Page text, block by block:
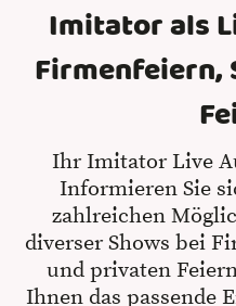
Imitator als
Firmenfeiern,
Ihr Imitator Live
Informieren Sie
zahlreichen
diverser Shows bei
und privaten
Ihnen das passende